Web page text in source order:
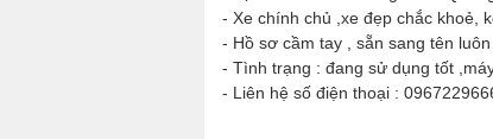
- Xe chính chủ ,xe đẹp chắc khoẻ,
- Hồ sơ cầm tay , sẵn sang tên luôn
- Tình trạng : đang sử dụng tốt
- Liên hệ số điện thoại :